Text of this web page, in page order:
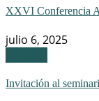
XXVI Conferencia
julio 6, 2025
Invitación al